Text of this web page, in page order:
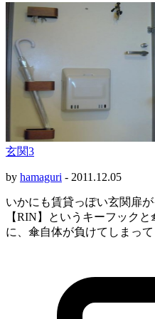
玄関3
by hamaguri - 2011.12.05
いかにも賃貸っぽい玄関扉
【RIN】というキーフック
に、傘自体が負けてしまっ